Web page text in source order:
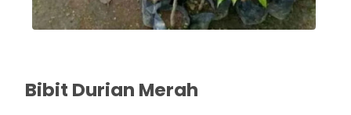
Bibit Durian Merah